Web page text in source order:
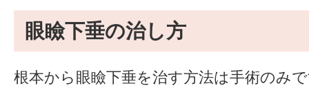
眼瞼下垂の治し方
根本から眼瞼下垂を治す方法は手術のみ